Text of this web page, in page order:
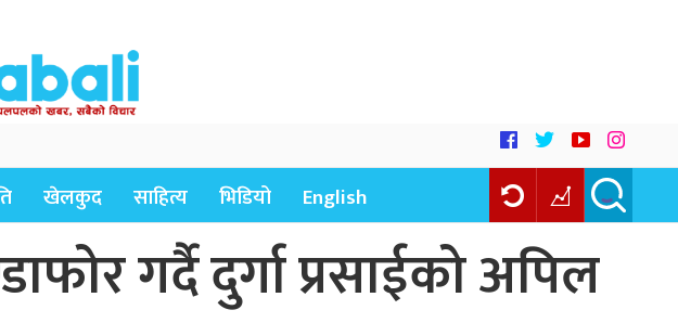
खेलकुद साहित्य भिडियो English
गर्दै दुर्गा प्रसाईको अपिल